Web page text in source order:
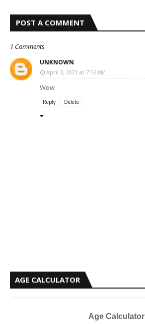
POST A COMMENT
1 Comments
UNKNOWN
April 3, 2021 at 7:56 AM
Wow
Reply Delete
AGE CALCULATOR
Age Calculator